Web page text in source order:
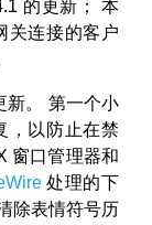
的更新； 本
关连接的客户
新。 第一个小
，以防止在禁
窗口管理器和
处理的下
除表情符号历